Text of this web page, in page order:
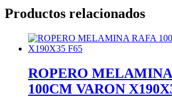
Productos relacionados
ROPERO
100CM VARON